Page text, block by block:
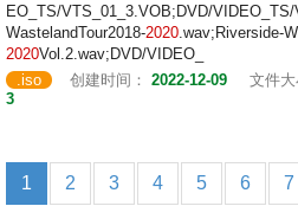
EO_TS/VTS_01_3.VOB;DVD/
WastelandTour2018-2020.wav;Riverside-
2020Vol.2.wav;DVD/VIDEO_
.iso
创建时间： 2022-12-09 文件大
3
1 2 3 4 5 6 7